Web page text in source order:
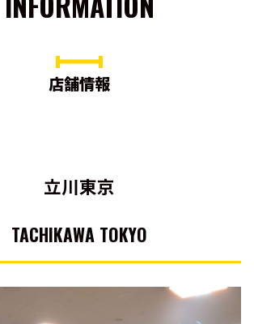
店舗情報
立川東京
TACHIKAWA TOKYO